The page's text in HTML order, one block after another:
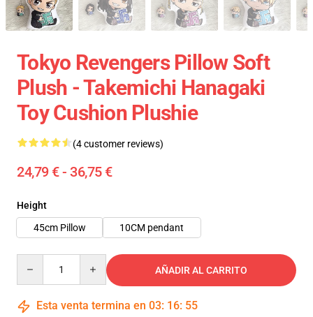
Tokyo Revengers Pillow Soft
Plush - Takemichi Hanagaki
Toy Cushion Plushie
(4 customer reviews)
24,79 € - 36,75 €
Height
45cm Pillow
10CM pendant
AÑADIR AL CARRITO
Esta venta termina en 03: 16: 54